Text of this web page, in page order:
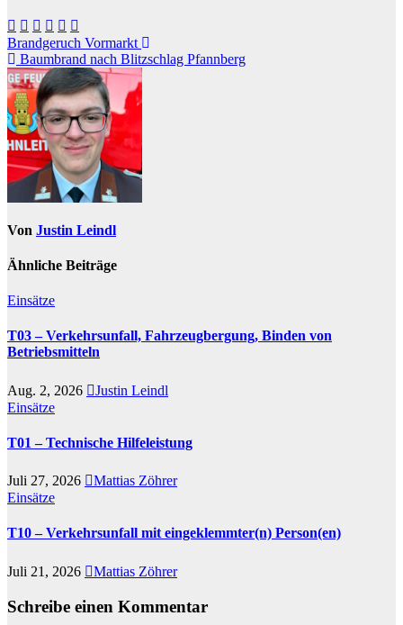
Beitragsnavigation
Brandgeruch Vormarkt
Baumbrand nach Blitzschlag Pfannberg
Von Justin Leindl
Ähnliche Beiträge
Einsätze
T03 – Verkehrsunfall, Fahrzeugbergung, Binden von
Betriebsmitteln
Aug. 2, 2026
Justin Leindl
Einsätze
T01 – Technische Hilfeleistung
Juli 27, 2026
Mattias Zöhrer
Einsätze
T10 – Verkehrsunfall mit eingeklemmter(n) Person(en)
Juli 21, 2026 Mattias Zöhrer
Schreibe einen Kommentar